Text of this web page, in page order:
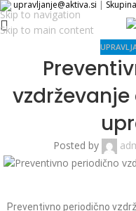
Skip to navigation
Skip to main content
upravljanje@aktiva.si | Skupina
Posted by
Preventivno periodično